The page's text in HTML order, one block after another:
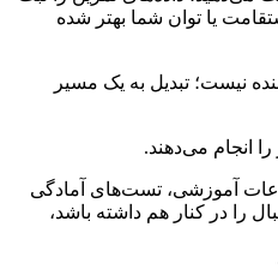
یا توان شما بهتر شده
نیست؛ تبدیل به یک مسیر
انجام می‌دهند.
آموزشی، تست‌های آمادگی
را در کنار هم داشته باشد،